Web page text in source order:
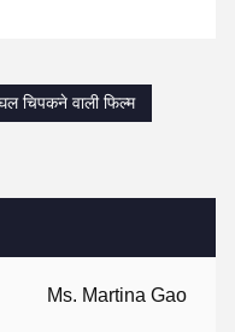
Ms. Martina Gao
चिपकने वाली फिल्म